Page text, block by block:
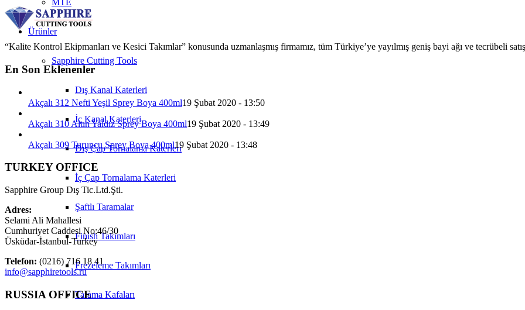
MTE
Ürünler
Sapphire Cutting Tools
Dış Kanal Katerleri
İç Kanal Katerleri
Dış Çap Tornalama Katerleri
İç Çap Tornalama Katerleri
Şaftlı Taramalar
Finish Takımları
Frezeleme Takımları
Tarama Kafaları
“Kalite Kontrol Ekipmanları ve Kesici Takımlar” konusunda uzmanlaşmış firmamız, tüm Türkiye’ye yayılmış geniş bayi ağı ve tecrübeli
En Son Eklenenler
Akçalı 312 Nefti Yeşil Sprey Boya 400ml19 Şubat 2020 - 13:50
Akçalı 310 Altın Yaldız Sprey Boya 400ml19 Şubat 2020 - 13:49
Akçalı 309 Turuncu Sprey Boya 400ml19 Şubat 2020 - 13:48
TURKEY OFFICE
Sapphire Group Dış Tic.Ltd.Şti.
Adres:
Selami Ali Mahallesi
Cumhuriyet Caddesi No:46/30
Üsküdar-İstanbul-Turkey
Telefon: (0216) 716 18 41
info@sapphiretools.ru
RUSSIA OFFICE